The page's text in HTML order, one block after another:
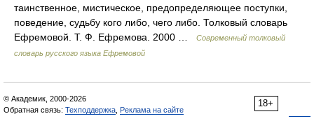
таинственное, мистическое, предопределяющее поступки,
поведение, судьбу кого либо, чего либо. Толковый словарь
Ефремовой. Т. Ф. Ефремова. 2000 …
Современный толковый
словарь русского языка Ефремовой
18+
© Академик, 2000-2026
Обратная связь: Техподдержка Реклама на сайте